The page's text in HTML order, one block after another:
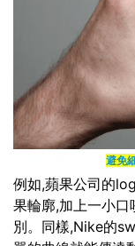
避免
例如,蘋果公司的
果輪廓,加上一小
別。同樣,Nike的